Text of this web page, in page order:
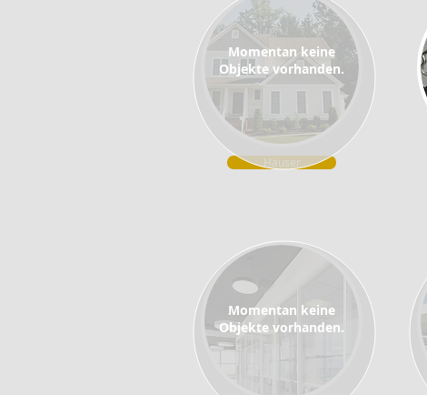
Häuser
Momentan keine
Objekte vorhanden.
Momentan keine
Objekte vorhanden.